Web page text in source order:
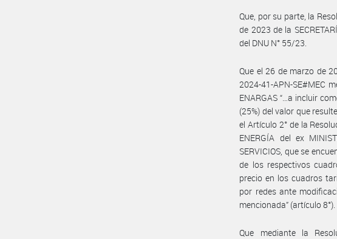
Que, por su parte, la
de 2023 de la
del DNU N° 55/23.
Que el 26 de marzo de
2024-41-APN-SE#MEC
ENARGAS “…a incluir
(25%) del valor que
el Artículo 2° de la
ENERGÍA del ex
SERVICIOS, que se
de los respectivos
precio en los cuadros
por redes ante
mencionada” (artículo 8°).
Que mediante la